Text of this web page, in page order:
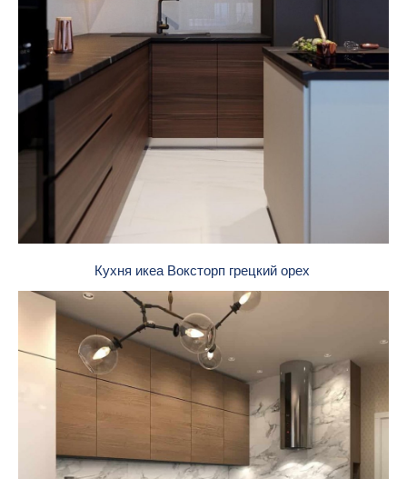
Кухня икеа Воксторп грецкий орех